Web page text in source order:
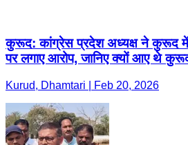
कुरूद: कांग्रेस प्रदेश अध्यक्ष ने कुरूद
पर लगाए आरोप, जानिए क्यों आए थे
Kurud, Dhamtari | Feb 20, 2026